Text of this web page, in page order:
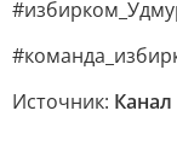
Источник: